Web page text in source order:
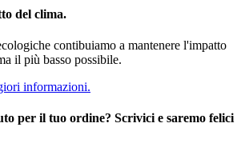
del clima.
contibuiamo a mantenere l'impatto
il più basso possibile.
informazioni.
per il tuo ordine? Scrivici e saremo felici